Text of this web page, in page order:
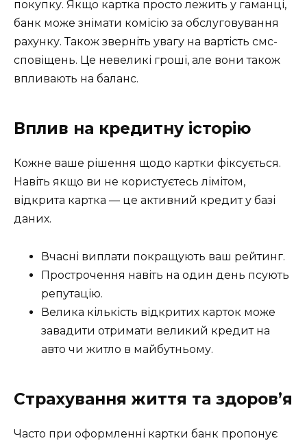
покупку. Якщо картка просто лежить у гаманці,
банк може знімати комісію за обслуговування
рахунку. Також зверніть увагу на вартість смс-
сповіщень. Це невеликі гроші, але вони також
впливають на баланс.
Вплив на кредитну історію
Кожне ваше рішення щодо картки фіксується.
Навіть якщо ви не користуєтесь лімітом,
відкрита картка — це активний кредит у базі
даних.
Вчасні виплати покращують ваш рейтинг.
Прострочення навіть на один день псують
репутацію.
Велика кількість відкритих карток може
завадити отримати великий кредит на
авто чи житло в майбутньому.
Страхування життя та здоров’я
Часто при оформленні картки банк пропонує